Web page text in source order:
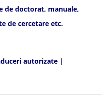
de doctorat, manuale,
de cercetare etc.
autorizate |